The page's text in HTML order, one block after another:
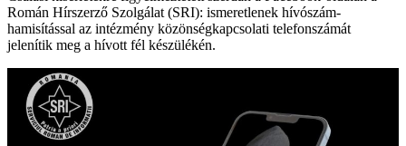
Román Hírszerző Szolgálat (SRI): ismeretlenek hívószám-
hamisítással az intézmény közönségkapcsolati telefonszámát
jelenítik meg a hívott fél készülékén.